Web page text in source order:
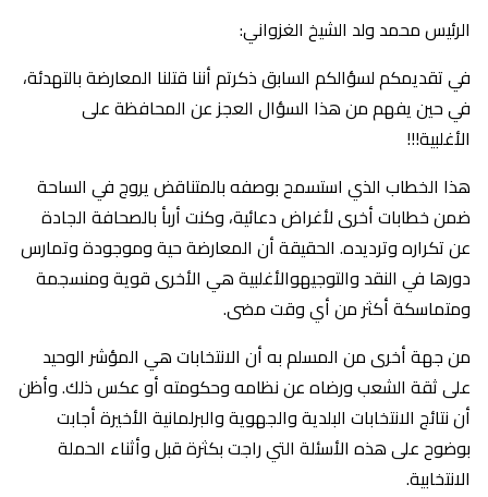
الرئيس محمد ولد الشيخ الغزواني:
في تقديمكم لسؤالكم السابق ذكرتم أننا قتلنا المعارضة بالتهدئة،
في حين يفهم من هذا السؤال العجز عن المحافظة على
الأغلبية!!!
هذا الخطاب الذي استسمح بوصفه بالمتناقض يروج في الساحة
ضمن خطابات أخرى لأغراض دعائية، وكنت أربأ بالصحافة الجادة
عن تكراره وترديده. الحقيقة أن المعارضة حية وموجودة وتمارس
دورها في النقد والتوجيهوالأغلبية هي الأخرى قوية ومنسجمة
ومتماسكة أكثر من أي وقت مضى.
من جهة أخرى من المسلم به أن الانتخابات هي المؤشر الوحيد
على ثقة الشعب ورضاه عن نظامه وحكومته أو عكس ذلك. وأظن
أن نتائج الانتخابات البلدية والجهوية والبرلمانية الأخيرة أجابت
بوضوح على هذه الأسئلة التي راجت بكثرة قبل وأثناء الحملة
الانتخابية.